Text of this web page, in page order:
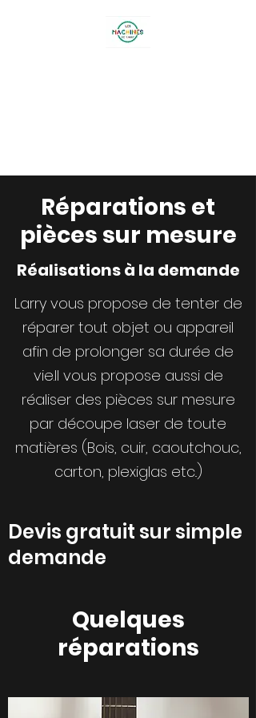
Réparations et
pièces sur mesure
Réalisations à la demande
Larry vous propose de tenter de
réparer tout objet ou appareil
afin de prolonger sa durée de
vie.Il vous propose aussi de
réaliser des pièces sur mesure
par découpe laser de toute
matières (Bois, cuir, caoutchouc,
carton, plexiglas etc..)
Devis gratuit sur simple
demande
Quelques
réparations